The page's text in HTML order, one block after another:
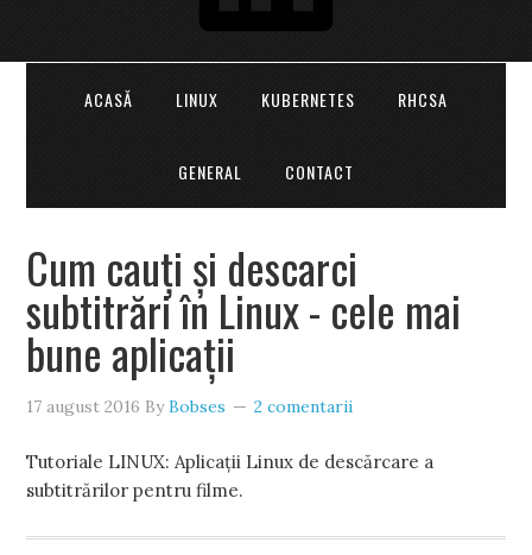
ACASĂ LINUX KUBERNETES RHCSA
GENERAL CONTACT
Cum cauți și descarci
subtitrări în Linux - cele mai
bune aplicații
17 august 2016 ByBobses 2 comentarii
Tutoriale LINUX: Aplicații Linux de descărcare a
subtitrărilor pentru filme.